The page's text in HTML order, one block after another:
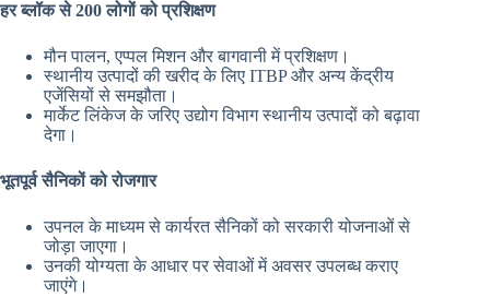
हर ब्लॉक से 200 लोगों को प्रशिक्षण
मौन पालन, एप्पल मिशन और बागवानी में प्रशिक्षण।
स्थानीय उत्पादों की खरीद के लिए ITBP और अन्य केंद्रीय
एजेंसियों से समझौता।
मार्केट लिंकेज के जरिए उद्योग विभाग स्थानीय उत्पादों को बढ़ावा
देगा।
भूतपूर्व सैनिकों को रोजगार
उपनल के माध्यम से कार्यरत सैनिकों को सरकारी योजनाओं से
जोड़ा जाएगा।
उनकी योग्यता के आधार पर सेवाओं में अवसर उपलब्ध कराए
जाएंगे।